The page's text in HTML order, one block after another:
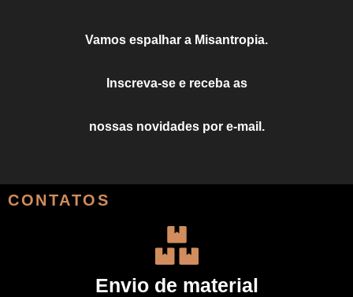
Vamos espalhar a Misantropia.
Inscreva-se e receba as
nossas novidades por e-mail.
CONTATOS
Envio de material